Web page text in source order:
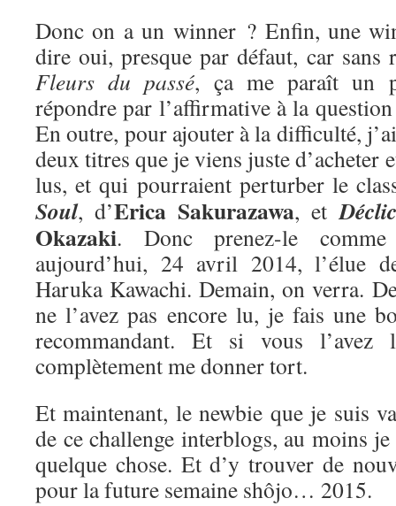
Donc on a un winner ? Enfin, une
dire oui, presque par défaut, car sans
Fleurs du passé, ça me paraît un
répondre par l’affirmative à la
En outre, pour ajouter à la difficulté,
deux titres que je viens juste d’acheter
lus, et qui pourraient perturber le
Soul, d’Erica Sakurazawa, et
Okazaki. Donc prenez-le
aujourd’hui, 24 avril 2014, l’élue
Haruka Kawachi. Demain, on verra.
ne l’avez pas encore lu, je fais une
recommandant. Et si vous l’avez
complètement me donner tort.
Et maintenant, le newbie que je suis
de ce challenge interblogs, au moins
quelque chose. Et d’y trouver de
pour la future semaine shôjo… 2015.